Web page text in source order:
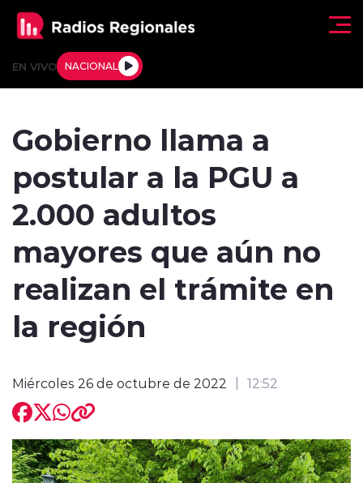
EN VIVO NACIONAL
Internacional
Regiones al Aire
modo claro
Gobierno llama a
postular a la PGU a
2.000 adultos
mayores que aún no
realizan el trámite en
la región
Miércoles 26 de octubre de 2022 12:52